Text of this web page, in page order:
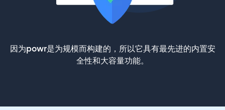
因为powr是为规模而构建的，所以它具有最先进的内置安
全性和大容量功能。